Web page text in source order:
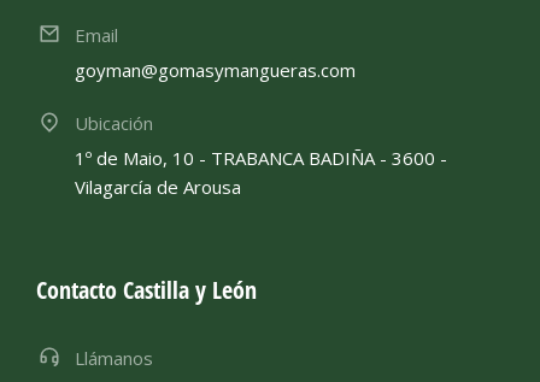
Email
goyman@gomasymangueras.com
Ubicación
1º de Maio, 10 - TRABANCA BADIÑA - 3600 -
Vilagarcía de Arousa
Contacto Castilla y León
Llámanos